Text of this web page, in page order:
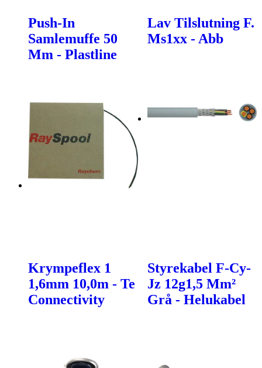
Push-In
Samlemuffe 50
Mm - Plastline
Lav Tilslutning F.
Ms1xx - Abb
Krympeflex 1
1,6mm 10,0m - Te
Connectivity
Styrekabel F-Cy-
Jz 12g1,5 Mm²
Grå - Helukabel